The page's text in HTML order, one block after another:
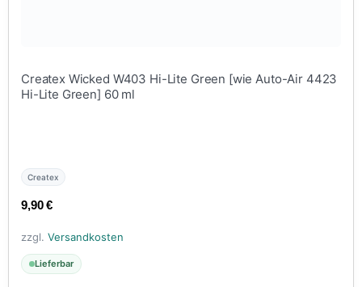
Createx Wicked W403 Hi-Lite Green [wie Auto-Air 4423
Hi-Lite Green] 60 ml
Createx
9,90€
zzgl. Versandkosten
Lieferbar